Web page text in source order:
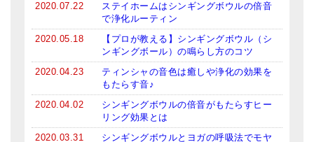
2020.07.22
ステイホームはシンギングボウルの倍音
で浄化ルーティン
2020.05.18
【プロが教える】シンギングボウル（シ
ンギングボール）の鳴らし方のコツ
2020.04.23
ティンシャの音色は癒しや浄化の効果を
もたらす音♪
2020.04.02
シンギングボウルの倍音がもたらすヒー
リング効果とは
2020.03.31
シンギングボウルとヨガの呼吸法でモヤ